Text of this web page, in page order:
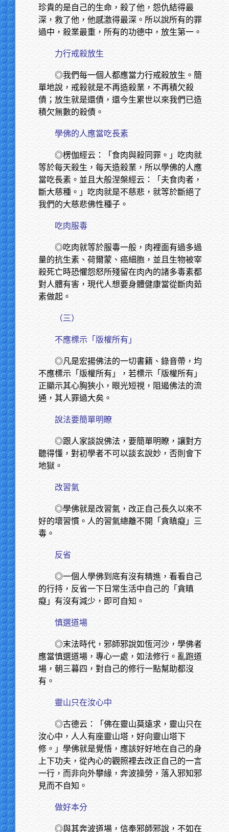
珍貴的是自己的生命，殺了他，怨仇結得最
深，救了他，他感激得最深。所以說所有的罪
過中，殺業最重，所有的功德中，放生第一。
力行戒殺放生
◎我們每一個人都應當力行戒殺放生。簡
單地說，戒殺就是不再造殺業，不再積欠殺
債；放生就是還債，還今生累世以來我們已造
積欠無數的殺債。
學佛的人應當吃長素
◎楞伽經云：「食肉與殺同罪。」吃肉就
等於每天殺生，每天造殺業，所以學佛的人應
當吃長素。並且大般涅槃經云：「夫食肉者，
斷大慈種。」吃肉就是不慈悲，就等於斷絕了
我們的大慈悲佛性種子。
吃肉服毒
◎吃肉就等於服毒一般，肉裡面有過多過
量的抗生素、荷爾蒙、癌細胞，並且生物被宰
殺死亡時恐懼怨怒所殘留在肉內的諸多毒素都
對人體有害，現代人想要身體健康當從斷肉茹
素做起。
（三）
不應標示「版權所有」
◎凡是宏揚佛法的一切書籍、錄音帶，均
不應標示「版權所有」，若標示「版權所有」
正顯示其心胸狹小，眼光短視，阻遏佛法的流
通，其人罪過大矣。
說法要簡單明瞭
◎跟人家談說佛法，要簡單明瞭，讓對方
聽得懂，對初學者不可以談玄說妙，否則會下
地獄。
改習氣
◎學佛就是改習氣，改正自己長久以來不
好的壞習慣。人的習氣總離不開「貪瞋癡」三
毒。
反省
◎一個人學佛到底有沒有精進，看看自己
的行持，反省一下日常生活中自己的「貪瞋
癡」有沒有減少，即可自知。
慎選道場
◎末法時代，邪師邪說如恆河沙，學佛者
應當慎選道場，專心一處，如法修行。亂跑道
場，朝三暮四，對自己的修行一點幫助都沒
有。
靈山只在汝心中
◎古德云：「佛在靈山莫遠求，靈山只在
汝心中，人人有座靈山塔，好向靈山塔下
修。」學佛就是覺悟，應該好好地在自己的身
上下功夫，從內心的觀照裡去改正自己的一言
一行，而非向外攀緣，奔波操勞，落入邪知邪
見而不自知。
做好本分
◎與其奔波道場，信奉邪師邪說，不如在